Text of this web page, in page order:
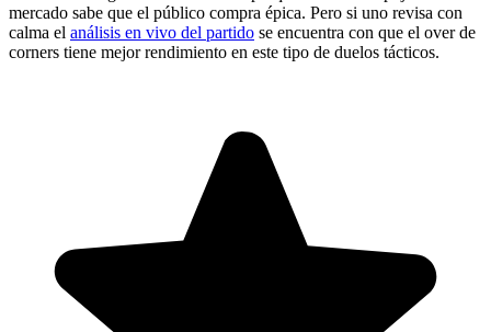
mercado sabe que el público compra épica. Pero si uno revisa con
calma el análisis en vivo del partido se encuentra con que el over de
corners tiene mejor rendimiento en este tipo de duelos tácticos.